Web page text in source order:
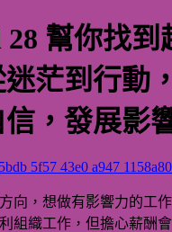
28 幫你找
茫到行動
，發展影
向，想做有影響力的工
組織工作，但擔心薪酬